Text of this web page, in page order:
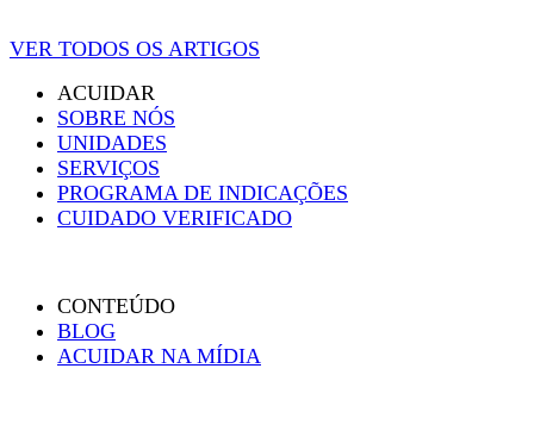
VER TODOS OS ARTIGOS
ACUIDAR
SOBRE NÓS
UNIDADES
SERVIÇOS
PROGRAMA DE INDICAÇÕES
CUIDADO VERIFICADO
CONTEÚDO
BLOG
ACUIDAR NA MÍDIA